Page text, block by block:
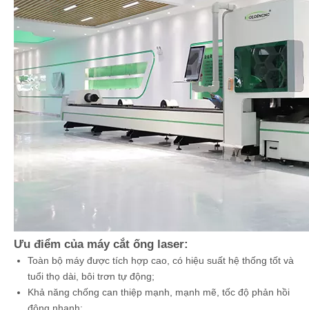
Ưu điểm của máy cắt ống laser:
Toàn bộ máy được tích hợp cao, có hiệu suất hệ thống tốt và
tuổi thọ dài, bôi trơn tự động;
Khả năng chống can thiệp mạnh, mạnh mẽ, tốc độ phản hồi